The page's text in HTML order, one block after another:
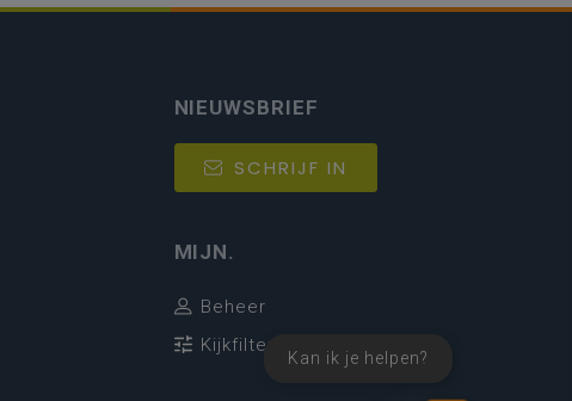
Kan ik je helpen?
NIEUWSBRIEF
SCHRIJF IN
MIJN.
Beheer
Kijkfilter